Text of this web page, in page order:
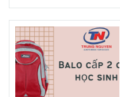
ngoài ra còn có thể dùng
để đi chơi, đi mua sắm. Bạn
có thể mua balo theo nhu
cầu của mình, lựa chọn
màu sắc, kiểu dáng và chất
liệu tùy theo sở thích của
bản thân. Vậy balo còn